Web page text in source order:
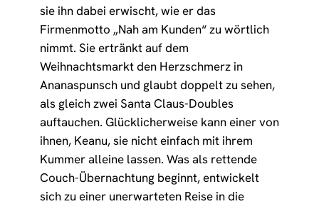
sie ihn dabei erwischt, wie er das
Firmenmotto „Nah am Kunden“ zu wörtlich
nimmt. Sie ertränkt auf dem
Weihnachtsmarkt den Herzschmerz in
Ananaspunsch und glaubt doppelt zu sehen,
als gleich zwei Santa Claus-Doubles
auftauchen. Glücklicherweise kann einer von
ihnen, Keanu, sie nicht einfach mit ihrem
Kummer alleine lassen. Was als rettende
Couch-Übernachtung beginnt, entwickelt
sich zu einer unerwarteten Reise in die